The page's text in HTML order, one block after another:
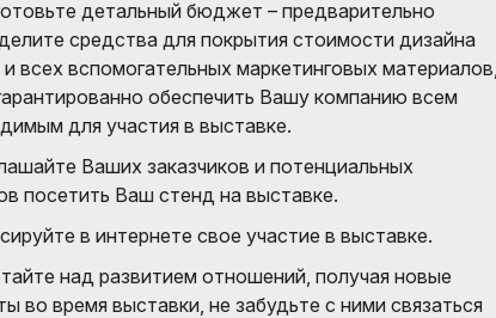
детальный бюджет – предварительно
средства для покрытия стоимости дизайна
всех вспомогательных маркетинговых материалов,
обеспечить Вашу компанию всем
для участия в выставке.
Ваших заказчиков и потенциальных
посетить Ваш стенд на выставке.
в интернете свое участие в выставке.
над развитием отношений, получая новые
во время выставки, не забудьте с ними связаться